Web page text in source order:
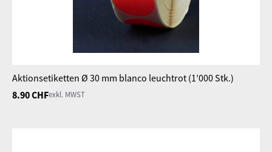
Aktionsetiketten Ø 30 mm blanco leuchtrot (1’000 Stk.)
8.90CHFexkl. MWST